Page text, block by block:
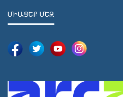
ՄԻԱՑԵՔ ՄԵԶ